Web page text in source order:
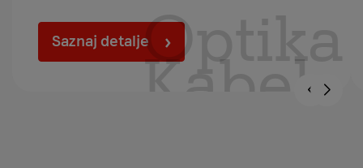
Saznaj detaljeOptika
Kabel